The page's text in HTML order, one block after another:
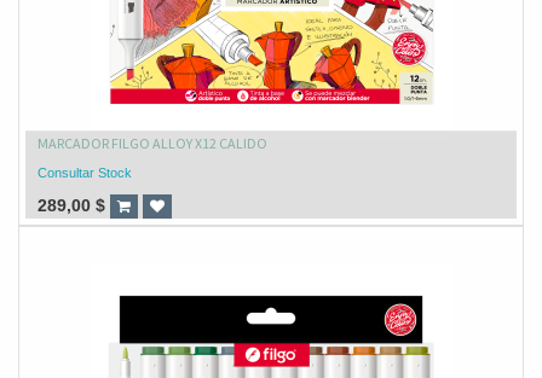
MARCADOR FILGO ALLOY X12 CALIDO
Consultar Stock
289,00 $